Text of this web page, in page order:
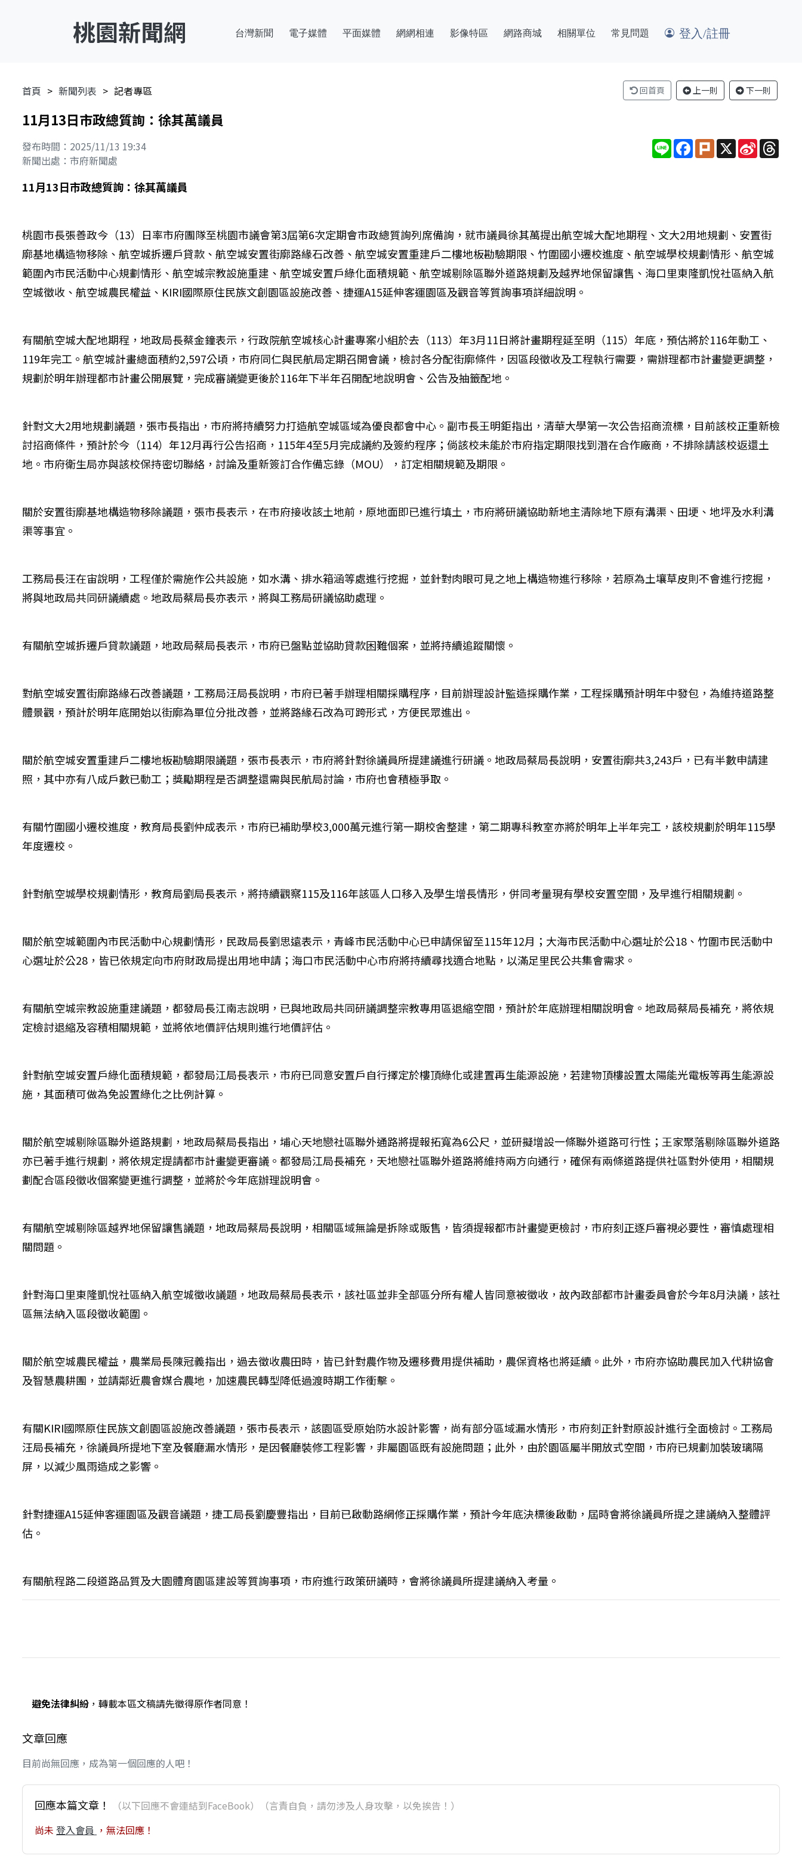
桃園新聞網 台灣新聞 電子媒體 平面媒體 網網相連 影像特區 網路商城 相關單位 常見問題 登入/註冊
首頁 新聞列表 記者專區 回首頁 上一則 下一則
11月13日市政總質詢：徐其萬議員
發布時間：2025/11/13 19:34
新聞出處：市府新聞處
Line Facebook
PlurkX Sina
Weibo
11月13日市政總質詢：徐其萬議員
桃園市長張善政今（13）日率市府團隊至桃園市議會第3屆第6次定期會市政總質詢列席備詢，就市議員徐其萬提出航空城大配地期程、文大2用地規劃、安置街
廓基地構造物移除、航空城拆遷戶貸款、航空城安置街廓路緣石改善、航空城安置重建戶二樓地板勘驗期限、竹圍國小遷校進度、航空城學校規劃情形、航空城
範圍內市民活動中心規劃情形、航空城宗教設施重建、航空城安置戶綠化面積規範、航空城剔除區聯外道路規劃及越界地保留讓售、海口里東隆凱悅社區納入航
空城徵收、航空城農民權益、KIRI國際原住民族文創園區設施改善、捷運A15延伸客運園區及觀音等質詢事項詳細說明。
有關航空城大配地期程，地政局長蔡金鐘表示，行政院航空城核心計畫專案小組於去（113）年3月11日將計畫期程延至明（115）年底，預估將於116年動工、
119年完工。航空城計畫總面積約2,597公頃，市府同仁與民航局定期召開會議，檢討各分配街廓條件，因區段徵收及工程執行需要，需辦理都市計畫變更調整，
規劃於明年辦理都市計畫公開展覽，完成審議變更後於116年下半年召開配地說明會、公告及抽籤配地。
針對文大2用地規劃議題，張市長指出，市府將持續努力打造航空城區域為優良都會中心。副市長王明鉅指出，清華大學第一次公告招商流標，目前該校正重新檢
討招商條件，預計於今（114）年12月再行公告招商，115年4至5月完成議約及簽約程序；倘該校未能於市府指定期限找到潛在合作廠商，不排除請該校返還土
地。市府衛生局亦與該校保持密切聯絡，討論及重新簽訂合作備忘錄（MOU），訂定相關規範及期限。
關於安置街廓基地構造物移除議題，張市長表示，在市府接收該土地前，原地面即已進行填土，市府將研議協助新地主清除地下原有溝渠、田埂、地坪及水利溝
渠等事宜。
工務局長汪在宙說明，工程僅於需施作公共設施，如水溝、排水箱涵等處進行挖掘，並針對肉眼可見之地上構造物進行移除，若原為土壤草皮則不會進行挖掘，
將與地政局共同研議續處。地政局蔡局長亦表示，將與工務局研議協助處理。
有關航空城拆遷戶貸款議題，地政局蔡局長表示，市府已盤點並協助貸款困難個案，並將持續追蹤關懷。
對航空城安置街廓路緣石改善議題，工務局汪局長說明，市府已著手辦理相關採購程序，目前辦理設計監造採購作業，工程採購預計明年中發包，為維持道路整
體景觀，預計於明年底開始以街廓為單位分批改善，並將路緣石改為可跨形式，方便民眾進出。
關於航空城安置重建戶二樓地板勘驗期限議題，張市長表示，市府將針對徐議員所提建議進行研議。地政局蔡局長說明，安置街廓共3,243戶，已有半數申請建
照，其中亦有八成戶數已動工；獎勵期程是否調整還需與民航局討論，市府也會積極爭取。
有關竹圍國小遷校進度，教育局長劉仲成表示，市府已補助學校3,000萬元進行第一期校舍整建，第二期專科教室亦將於明年上半年完工，該校規劃於明年115學
年度遷校。
針對航空城學校規劃情形，教育局劉局長表示，將持續觀察115及116年該區人口移入及學生增長情形，併同考量現有學校安置空間，及早進行相關規劃。
關於航空城範圍內市民活動中心規劃情形，民政局長劉思遠表示，青峰市民活動中心已申請保留至115年12月；大海市民活動中心選址於公18、竹圍市民活動中
心選址於公28，皆已依規定向市府財政局提出用地申請；海口市民活動中心市府將持續尋找適合地點，以滿足里民公共集會需求。
有關航空城宗教設施重建議題，都發局長江南志說明，已與地政局共同研議調整宗教專用區退縮空間，預計於年底辦理相關說明會。地政局蔡局長補充，將依規
定檢討退縮及容積相關規範，並將依地價評估規則進行地價評估。
針對航空城安置戶綠化面積規範，都發局江局長表示，市府已同意安置戶自行擇定於樓頂綠化或建置再生能源設施，若建物頂樓設置太陽能光電板等再生能源設
施，其面積可做為免設置綠化之比例計算。
關於航空城剔除區聯外道路規劃，地政局蔡局長指出，埔心天地戀社區聯外通路將提報拓寬為6公尺，並研擬增設一條聯外道路可行性；王家聚落剔除區聯外道路
亦已著手進行規劃，將依規定提請都市計畫變更審議。都發局江局長補充，天地戀社區聯外道路將維持兩方向通行，確保有兩條道路提供社區對外使用，相關規
劃配合區段徵收個案變更進行調整，並將於今年底辦理說明會。
有關航空城剔除區越界地保留讓售議題，地政局蔡局長說明，相關區域無論是拆除或販售，皆須提報都市計畫變更檢討，市府刻正逐戶審視必要性，審慎處理相
關問題。
針對海口里東隆凱悅社區納入航空城徵收議題，地政局蔡局長表示，該社區並非全部區分所有權人皆同意被徵收，故內政部都市計畫委員會於今年8月決議，該社
區無法納入區段徵收範圍。
關於航空城農民權益，農業局長陳冠義指出，過去徵收農田時，皆已針對農作物及遷移費用提供補助，農保資格也將延續。此外，市府亦協助農民加入代耕協會
及智慧農耕團，並請鄰近農會媒合農地，加速農民轉型降低過渡時期工作衝擊。
有關KIRI國際原住民族文創園區設施改善議題，張市長表示，該園區受原始防水設計影響，尚有部分區域漏水情形，市府刻正針對原設計進行全面檢討。工務局
汪局長補充，徐議員所提地下室及餐廳漏水情形，是因餐廳裝修工程影響，非屬園區既有設施問題；此外，由於園區屬半開放式空間，市府已規劃加裝玻璃隔
屏，以減少風雨造成之影響。
針對捷運A15延伸客運園區及觀音議題，捷工局長劉慶豐指出，目前已啟動路網修正採購作業，預計今年底決標後啟動，屆時會將徐議員所提之建議納入整體評
估。
有關航程路二段道路品質及大園體育園區建設等質詢事項，市府進行政策研議時，會將徐議員所提建議納入考量。
避免法律糾紛 ，轉載本區文稿請先徵得原作者同意！
文章回應
目前尚無回應，成為第一個回應的人吧！
回應本篇文章！ （以下回應不會連結到FaceBook）（言責自負，請勿涉及人身攻擊，以免挨告！）
尚未 登入會員 ，無法回應！